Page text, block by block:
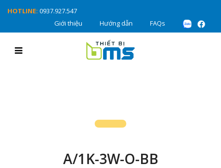
HOTLINE: 0937.927.547
Giới thiệu
Hướng dẫn FAQs
A/1K-3W-O-BB